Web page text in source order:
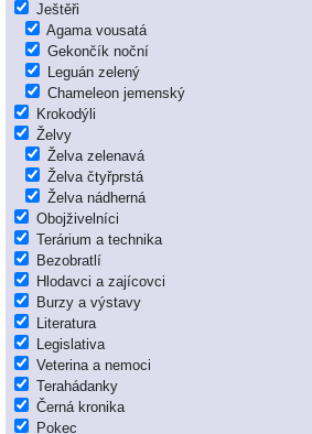
Ještěři
Agama vousatá
Gekončík noční
Leguán zelený
Chameleon jemenský
Krokodýli
Želvy
Želva zelenavá
Želva čtyřprstá
Želva nádherná
Obojživelníci
Terárium a technika
Bezobratlí
Hlodavci a zajícovci
Burzy a výstavy
Literatura
Legislativa
Veterina a nemoci
Terahádanky
Černá kronika
Pokec